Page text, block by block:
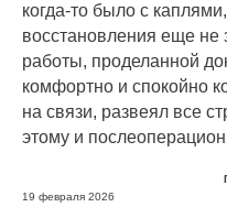
когда-то было с
восстановления еще
работы, проделанной
комфортно и спокойно
на связи, развеял все
этому и
19 февраля 2026